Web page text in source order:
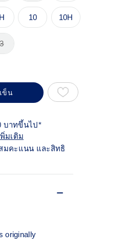
10 10H
ข็น
บาทขึ้นไป*
มเติม
มคะแนน และสิทธิ
originally